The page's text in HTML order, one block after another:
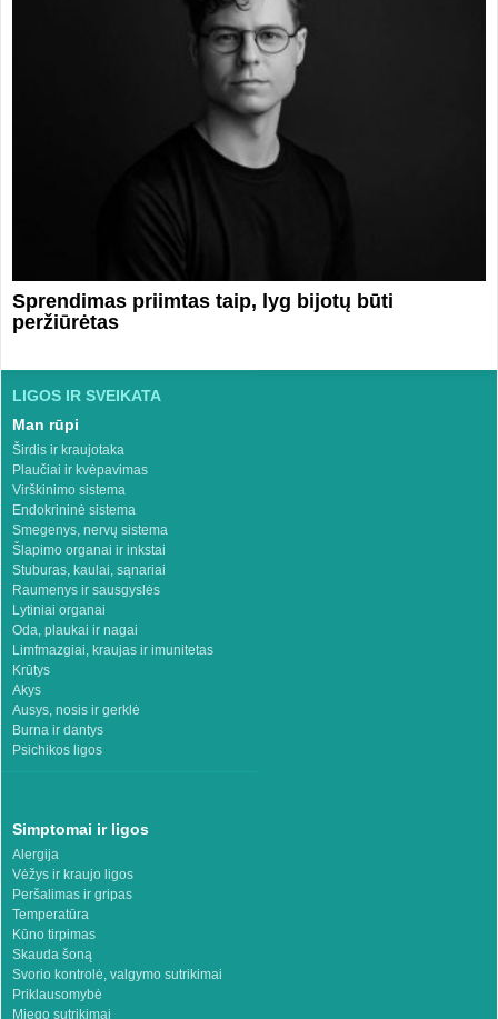
Sprendimas priimtas taip, lyg bijotų būti
peržiūrėtas
LIGOS IR SVEIKATA
Man rūpi
Širdis ir kraujotaka
Plaučiai ir kvėpavimas
Virškinimo sistema
Endokrininė sistema
Smegenys, nervų sistema
Šlapimo organai ir inkstai
Stuburas, kaulai, sąnariai
Raumenys ir sausgyslės
Lytiniai organai
Oda, plaukai ir nagai
Limfmazgiai, kraujas ir imunitetas
Krūtys
Akys
Ausys, nosis ir gerklė
Burna ir dantys
Psichikos ligos
Simptomai ir ligos
Alergija
Vėžys ir kraujo ligos
Peršalimas ir gripas
Temperatūra
Kūno tirpimas
Skauda šoną
Svorio kontrolė, valgymo sutrikimai
Priklausomybė
Miego sutrikimai